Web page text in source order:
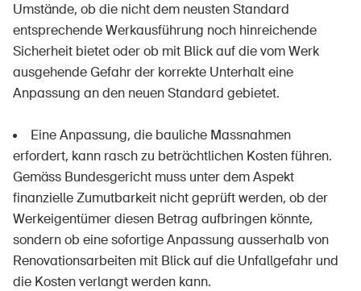
Umstände, ob die nicht dem neusten Standard
entsprechende Werkausführung noch hinreichende
Sicherheit bietet oder ob mit Blick auf die vom Werk
ausgehende Gefahr der korrekte Unterhalt eine
Anpassung an den neuen Standard gebietet.
Eine Anpassung, die bauliche Massnahmen
erfordert, kann rasch zu beträchtlichen Kosten führen.
Gemäss Bundesgericht muss unter dem Aspekt
finanzielle Zumutbarkeit nicht geprüft werden, ob der
Werkeigentümer diesen Betrag aufbringen könnte,
sondern ob eine sofortige Anpassung ausserhalb von
Renovationsarbeiten mit Blick auf die Unfallgefahr und
die Kosten verlangt werden kann.